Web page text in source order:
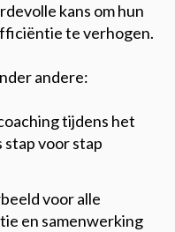
kans om hun
te verhogen.
andere:
tijdens het
voor stap
voor alle
en samenwerking